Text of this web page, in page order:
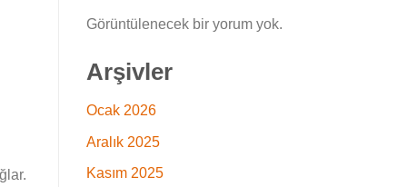
Görüntülenecek bir yorum yok.
Arşivler
Ocak 2026
Aralık 2025
Kasım 2025